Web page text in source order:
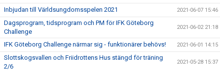
Inbjudan till Världsungdomsspelen 2021 2021-06-07 15:46
Dagsprogram, tidsprogram och PM för IFK Göteborg
Challenge
2021-06-02 21:18
IFK Göteborg Challenge närmar sig - funktionärer behövs! 2021-06-01 14:15
Slottskogsvallen och Friidrottens Hus stängd för träning
2/6
2021-05-28 15:37